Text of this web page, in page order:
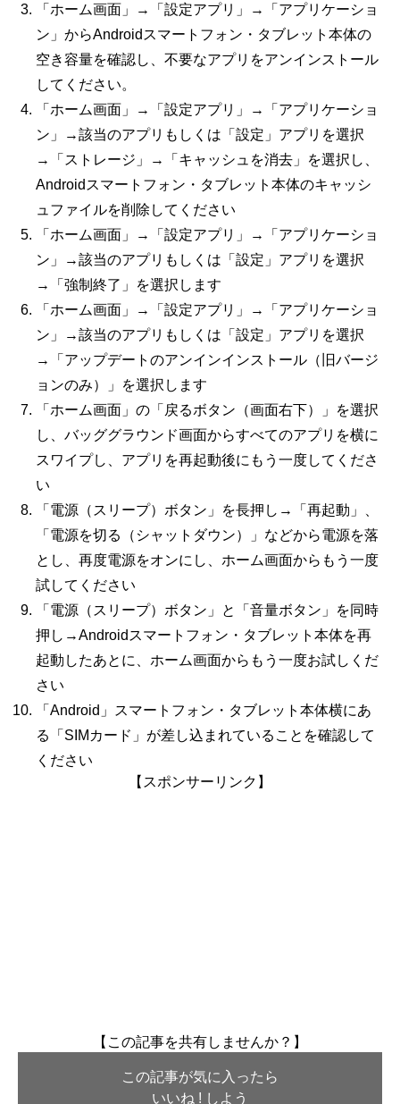
「ホーム画面」→「設定アプリ」→「アプリケーショ
ン」からAndroidスマートフォン・タブレット本体の
空き容量を確認し、不要なアプリをアンインストール
してください。
「ホーム画面」→「設定アプリ」→「アプリケーショ
ン」→該当のアプリもしくは「設定」アプリを選択
→「ストレージ」→「キャッシュを消去」を選択し、
Android スマートフォン・タブレット本体のキャッシ
ュファイルを削除してください
「ホーム画面」→「設定アプリ」→「アプリケーショ
ン」→該当のアプリもしくは「設定」アプリを選択
→「強制終了」を選択します
「ホーム画面」→「設定アプリ」→「アプリケーショ
ン」→該当のアプリもしくは「設定」アプリを選択
→「アップデートのアンインインストール（旧バージ
ョンのみ）」を選択します
「ホーム画面」の「戻るボタン（画面右下）」を選択
し、バッググラウンド画面からすべてのアプリを横に
スワイプし、アプリを再起動後にもう一度してくださ
い
「電源（スリープ）ボタン」を長押し→「再起動」、
「電源を切る（シャットダウン）」などから電源を落
とし、再度電源をオンにし、ホーム画面からもう一度
試してください
「電源（スリープ）ボタン」と「音量ボタン」を同時
押し→Android スマートフォン・タブレット本体を再
起動したあとに、ホーム画面からもう一度お試しくだ
さい
「 Android 」スマートフォン・タブレット本体横にあ
る「 SIM カード」が差し込まれていることを確認して
ください
【スポンサーリンク】
【この記事を共有しませんか？】
この記事が気に入ったら
いいね ! しよう